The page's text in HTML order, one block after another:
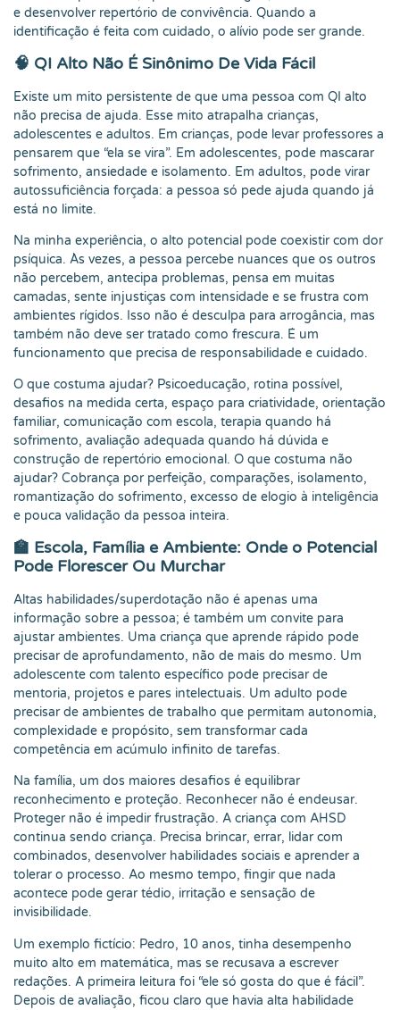
e desenvolver repertório de convivência. Quando a
identificação é feita com cuidado, o alívio pode ser grande.
🧠 QI Alto Não É Sinônimo De Vida Fácil
Existe um mito persistente de que uma pessoa com QI alto
não precisa de ajuda. Esse mito atrapalha crianças,
adolescentes e adultos. Em crianças, pode levar professores a
pensarem que “ela se vira”. Em adolescentes, pode mascarar
sofrimento, ansiedade e isolamento. Em adultos, pode virar
autossuficiência forçada: a pessoa só pede ajuda quando já
está no limite.
Na minha experiência, o alto potencial pode coexistir com dor
psíquica. Às vezes, a pessoa percebe nuances que os outros
não percebem, antecipa problemas, pensa em muitas
camadas, sente injustiças com intensidade e se frustra com
ambientes rígidos. Isso não é desculpa para arrogância, mas
também não deve ser tratado como frescura. É um
funcionamento que precisa de responsabilidade e cuidado.
O que costuma ajudar? Psicoeducação, rotina possível,
desafios na medida certa, espaço para criatividade, orientação
familiar, comunicação com escola, terapia quando há
sofrimento, avaliação adequada quando há dúvida e
construção de repertório emocional. O que costuma não
ajudar? Cobrança por perfeição, comparações, isolamento,
romantização do sofrimento, excesso de elogio à inteligência
e pouca validação da pessoa inteira.
🏫 Escola, Família e Ambiente: Onde o Potencial
Pode Florescer Ou Murchar
Altas habilidades/superdotação não é apenas uma
informação sobre a pessoa; é também um convite para
ajustar ambientes. Uma criança que aprende rápido pode
precisar de aprofundamento, não de mais do mesmo. Um
adolescente com talento específico pode precisar de
mentoria, projetos e pares intelectuais. Um adulto pode
precisar de ambientes de trabalho que permitam autonomia,
complexidade e propósito, sem transformar cada
competência em acúmulo infinito de tarefas.
Na família, um dos maiores desafios é equilibrar
reconhecimento e proteção. Reconhecer não é endeusar.
Proteger não é impedir frustração. A criança com AHSD
continua sendo criança. Precisa brincar, errar, lidar com
combinados, desenvolver habilidades sociais e aprender a
tolerar o processo. Ao mesmo tempo, fingir que nada
acontece pode gerar tédio, irritação e sensação de
invisibilidade.
Um exemplo fictício: Pedro, 10 anos, tinha desempenho
muito alto em matemática, mas se recusava a escrever
redações. A primeira leitura foi “ele só gosta do que é fácil”.
Depois de avaliação, ficou claro que havia alta habilidade